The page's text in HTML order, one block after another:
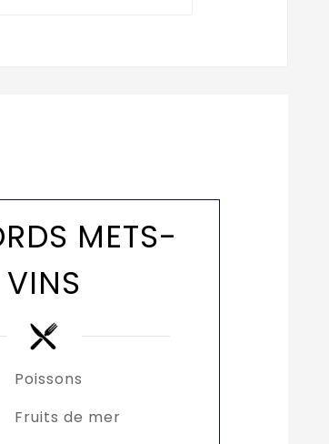
METS-
VINS
Poissons
Fruits de mer